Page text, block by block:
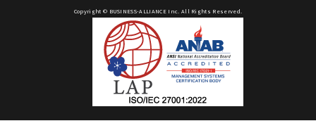
情報セキュリティ方針 プライバシーポリシー特定商取引法に基づく表記
Copyright © BUSINESS-ALLIANCE Inc. All Rights Reserved.